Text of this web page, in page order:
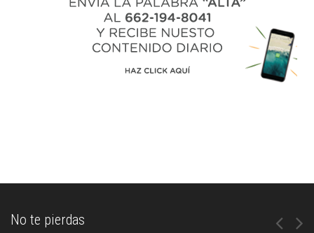
No te pierdas